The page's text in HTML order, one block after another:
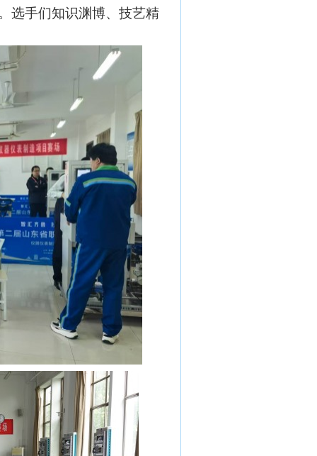
选手们知识渊博、技艺精